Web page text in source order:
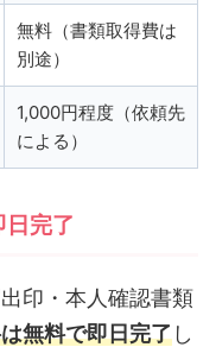
無料（書類取得費は
別途）
1,000円程度（依頼先
による）
完了
印・本人確認書類
無料で即日完了し